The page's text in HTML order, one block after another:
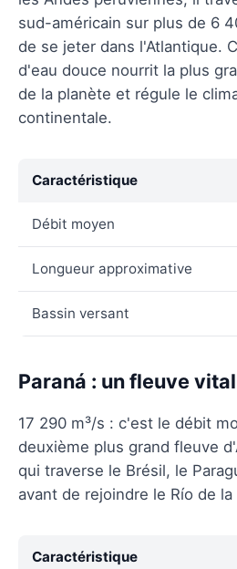
sud-américain sur plus de 6
de se jeter dans l'Atlantique.
d'eau douce nourrit la plus
de la planète et régule le
continentale.
Caractéristique
Débit moyen
Longueur approximative
Bassin versant
Paraná : un fleuve vital
17 290 m³/s : c'est le débit
deuxième plus grand fleuve
qui traverse le Brésil, le
avant de rejoindre le Río de la
Caractéristique